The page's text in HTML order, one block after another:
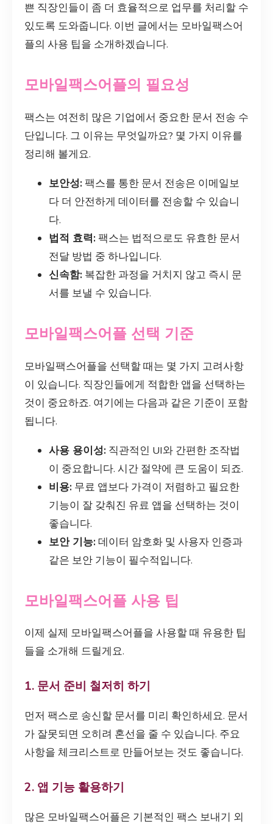
쁜 직장인들이 좀 더 효율적으로 업무를 처리할 수
있도록 도와줍니다. 이번 글에서는 모바일팩스어
플의 사용 팁을 소개하겠습니다.
모바일팩스어플의 필요성
팩스는 여전히 많은 기업에서 중요한 문서 전송 수
단입니다. 그 이유는 무엇일까요? 몇 가지 이유를
정리해 볼게요.
보안성: 팩스를 통한 문서 전송은 이메일보
다 더 안전하게 데이터를 전송할 수 있습니
다.
법적 효력: 팩스는 법적으로도 유효한 문서
전달 방법 중 하나입니다.
신속함: 복잡한 과정을 거치지 않고 즉시 문
서를 보낼 수 있습니다.
모바일팩스어플 선택 기준
모바일팩스어플을 선택할 때는 몇 가지 고려사항
이 있습니다. 직장인들에게 적합한 앱을 선택하는
것이 중요하죠. 여기에는 다음과 같은 기준이 포함
됩니다.
사용 용이성: 직관적인 UI와 간편한 조작법
이 중요합니다. 시간 절약에 큰 도움이 되죠.
비용: 무료 앱보다 가격이 저렴하고 필요한
기능이 잘 갖춰진 유료 앱을 선택하는 것이
좋습니다.
보안 기능: 데이터 암호화 및 사용자 인증과
같은 보안 기능이 필수적입니다.
모바일팩스어플 사용 팁
이제 실제 모바일팩스어플을 사용할 때 유용한 팁
들을 소개해 드릴게요.
1. 문서 준비 철저히 하기
먼저 팩스로 송신할 문서를 미리 확인하세요. 문서
가 잘못되면 오히려 혼선을 줄 수 있습니다. 주요
사항을 체크리스트로 만들어보는 것도 좋습니다.
2. 앱 기능 활용하기
많은 모바일팩스어플은 기본적인 팩스 보내기 외